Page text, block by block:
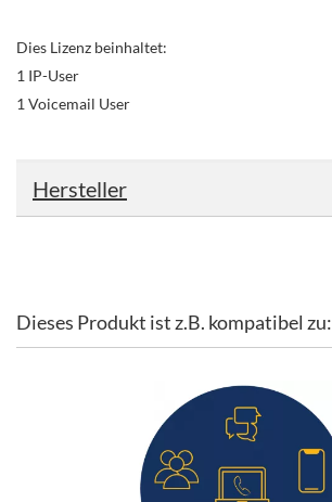
Dies Lizenz beinhaltet:
1 IP-User
1 Voicemail User
Hersteller
Dieses Produkt ist z.B. kompatibel zu: